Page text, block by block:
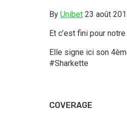
By Unibet 23 août
Et c’est fini pour
Elle signe ici son
#Sharkette
COVERAGE